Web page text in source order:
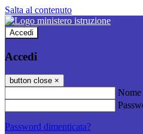
Salta al contenuto
Accedi
Accedi
button close ×
Nome
Password dimenticata?